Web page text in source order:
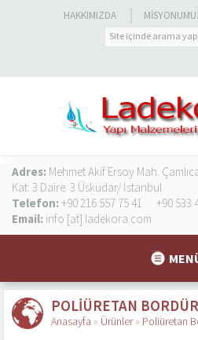
HAKKIMIZDA
Adres: Mehmet Akif Ersoy Mah.
Kat: 3 Daire: 3 Üsküdar/ İstanbul
Telefon: +90 216 557 75 41
+90 533
Email: info [at] ladekora.com
POLIÜRETAN
Anasayfa » Ürünler» Poliüretan